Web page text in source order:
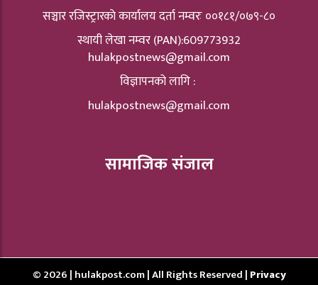
सञ्चार रजिस्ट्रारकाे कार्यालय दर्ता नम्वरः ००१८१/०७९-८०
स्थायी लेखा नम्वर (PAN):609773932
hulakpostnews@gmail.com
विज्ञापनको लागि :
hulakpostnews@gmail.com
सामाजिक संजाल
© 2026 | hulakpost.com | All Rights Reserved | Privacy